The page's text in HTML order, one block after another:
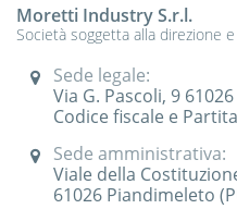
Moretti Industry S.r.l.
Società soggetta alla direzione
Sede legale:
Via G. Pascoli, 9
Codice fiscale e
Sede amministrativa:
Viale della
61026 Piandimeleto